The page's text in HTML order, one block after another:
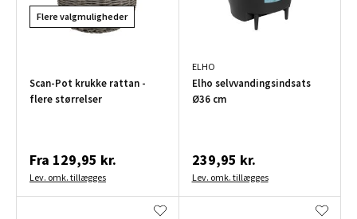
Flere valgmuligheder
Scan-Pot krukke rattan -
flere størrelser
Fra 129,95 kr.
Lev. omk. tillægges
ELHO
Elho selvvandingsindsats
Ø36 cm
239,95 kr.
Lev. omk. tillægges